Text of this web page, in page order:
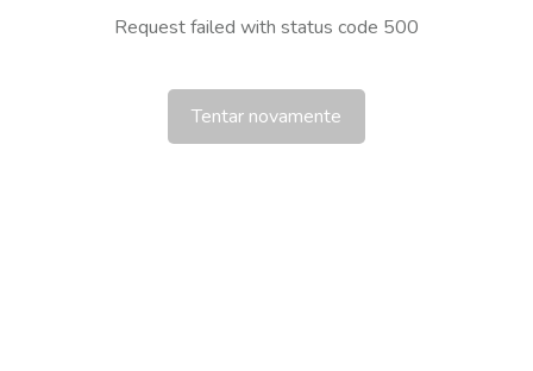
Request failed with status code 500
Tentar novamente